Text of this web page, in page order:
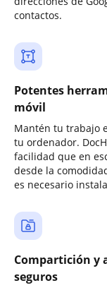
contactos.
Potentes
móvil
Mantén tu trabajo
tu ordenador.
facilidad que en
desde la
es necesario
Compartición y
seguros